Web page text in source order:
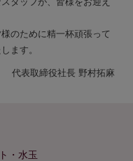
のために精一杯頑張って
ます。
代表取締役社長 野村拓麻
・水玉